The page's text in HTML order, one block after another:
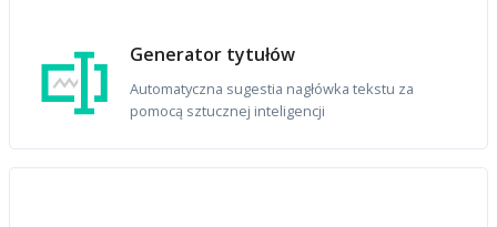
Generator tytułów
Automatyczna sugestia nagłówka tekstu za
pomocą sztucznej inteligencji